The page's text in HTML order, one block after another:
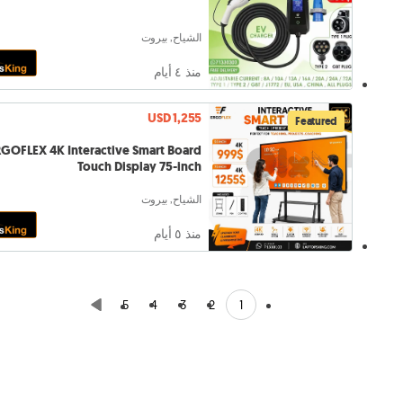
الشياح, بيروت
منذ ٤ أيام
Featured
USD 1,255
4K Interactive Smart Board
Touch Display 75-inch
الشياح, بيروت
منذ ٥ أيام
1
2
3
4
5